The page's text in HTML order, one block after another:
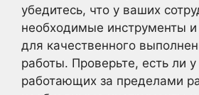
убедитесь, что у ваших
необходимые инструменты и
для качественного
работы. Проверьте, есть ли у
работающих за пределами